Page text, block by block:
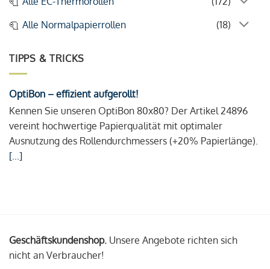
Alle Normalpapierrollen
(18)
TIPPS & TRICKS
OptiBon – effizient aufgerollt!
Kennen Sie unseren OptiBon 80x80? Der Artikel 24896
vereint hochwertige Papierqualität mit optimaler
Ausnutzung des Rollendurchmessers (+20% Papierlänge).
[...]
Geschäftskundenshop. Unsere Angebote richten sich
nicht an Verbraucher!